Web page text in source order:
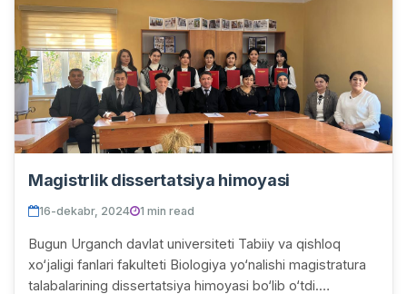
Magistrlik dissertatsiya himoyasi
16-dekabr, 2024 1 min read
Bugun Urganch davlat universiteti Tabiiy va qishloq
xo‘jaligi fanlari fakulteti Biologiya yo‘nalishi magistratura
talabalarining dissertatsiya himoyasi bo‘lib o‘tdi.